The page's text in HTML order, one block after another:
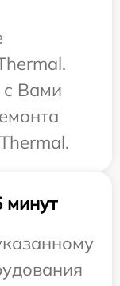
Вами
минут